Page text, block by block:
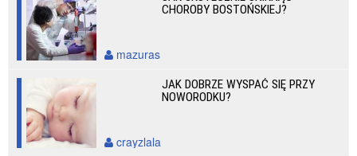
CHOROBY BOSTOŃSKIEJ?
mazuras
JAK DOBRZE WYSPAĆ SIĘ PRZY
NOWORODKU?
crayzlala